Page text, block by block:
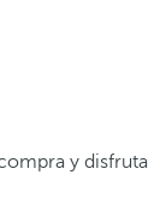
y disfruta